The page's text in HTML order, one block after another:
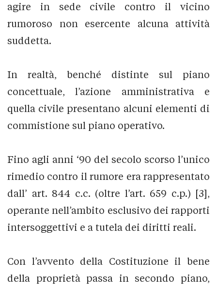
agire in sede civile contro il vicino
rumoroso non esercente alcuna attività
suddetta.
In realtà, benché distinte sul piano
concettuale, l’azione amministrativa e
quella civile presentano alcuni elementi di
commistione sul piano operativo.
Fino agli anni ‘90 del secolo scorso l’unico
rimedio contro il rumore era rappresentato
dall’ art. 844 c.c. (oltre l’art. 659 c.p.) [3],
operante nell’ambito esclusivo dei rapporti
intersoggettivi e a tutela dei diritti reali.
Con l’avvento della Costituzione il bene
della proprietà passa in secondo piano,